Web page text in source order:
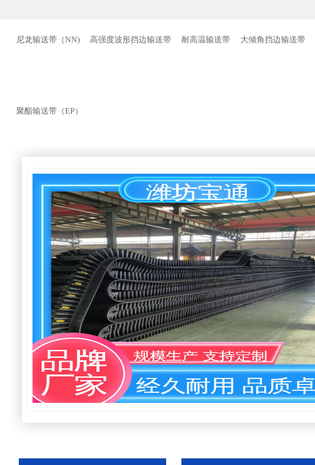
尼龙输送带（NN) 高强度波形挡边输送带 耐高温输送带 大倾角挡边输送带
聚酯输送带（EP）